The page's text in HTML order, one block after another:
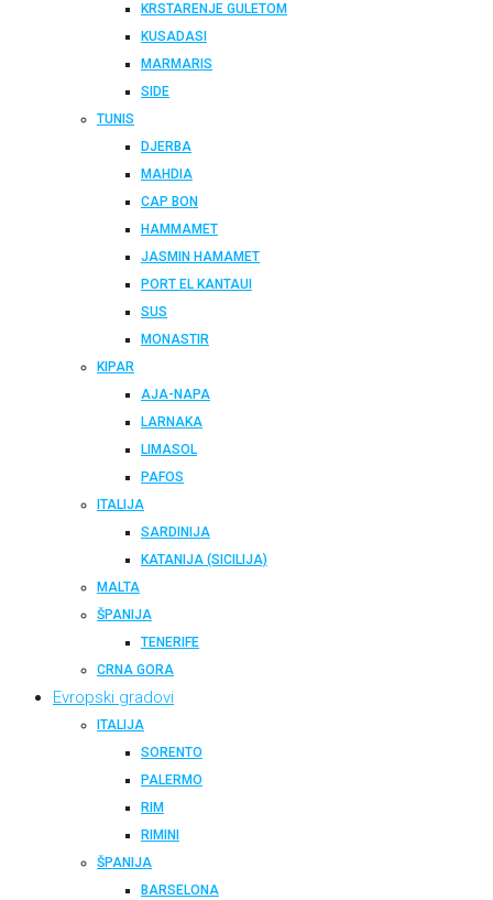
KRSTARENJE GULETOM
KUSADASI
MARMARIS
SIDE
TUNIS
DJERBA
MAHDIA
CAP BON
HAMMAMET
JASMIN HAMAMET
PORT EL KANTAUI
SUS
MONASTIR
KIPAR
AJA-NAPA
LARNAKA
LIMASOL
PAFOS
ITALIJA
SARDINIJA
KATANIJA (SICILIJA)
MALTA
ŠPANIJA
TENERIFE
CRNA GORA
Evropski gradovi
ITALIJA
SORENTO
PALERMO
RIM
RIMINI
ŠPANIJA
BARSELONA